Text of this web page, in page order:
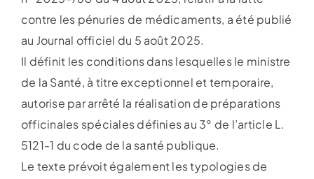
contre les pénuries de médicaments, a été publié
au Journal officiel du 5 août 2025.
Il définit les conditions dans lesquelles le ministre
de la Santé, à titre exceptionnel et temporaire,
autorise par arrêté la réalisation de préparations
officinales spéciales définies au 3° de l’article L.
5121-1 du code de la santé publique.
Le texte prévoit également les typologies de